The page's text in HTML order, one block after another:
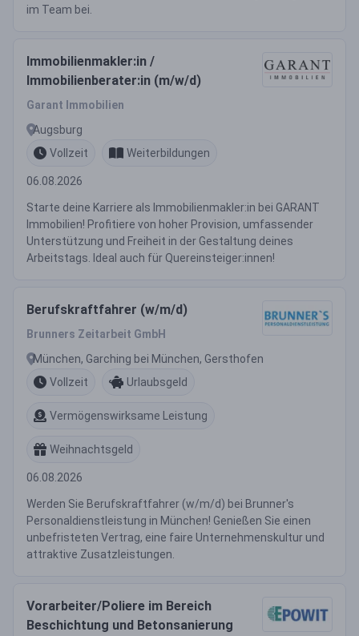
im Team bei.
Immobilienmakler:in /
Immobilienberater:in (m/w/d)
Garant Immobilien
Augsburg
Vollzeit
Weiterbildungen
06.08.2026
Starte deine Karriere als Immobilienmakler:in bei GARANT
Immobilien! Profitiere von hoher Provision, umfassender
Unterstützung und Freiheit in der Gestaltung deines
Arbeitstags. Ideal auch für Quereinsteiger:innen!
Berufskraftfahrer (w/m/d)
Brunners Zeitarbeit GmbH
München, Garching bei München, Gersthofen
Vollzeit
Urlaubsgeld
Vermögenswirksame Leistung
Weihnachtsgeld
06.08.2026
Werden Sie Berufskraftfahrer (w/m/d) bei Brunner's
Personaldienstleistung in München! Genießen Sie einen
unbefristeten Vertrag, eine faire Unternehmenskultur und
attraktive Zusatzleistungen.
Vorarbeiter/Poliere im Bereich
Beschichtung und Betonsanierung